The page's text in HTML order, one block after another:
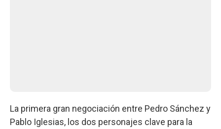
La primera gran negociación entre Pedro Sánchez y
Pablo Iglesias, los dos personajes clave para la